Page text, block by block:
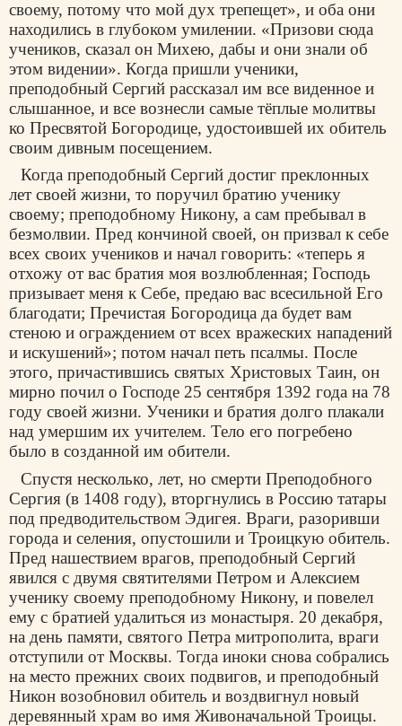
своему, потому что мой дух трепещет», и оба они
находились в глубоком умилении. «Призови сюда
учеников, сказал он Михею, дабы и они знали об
этом видении». Когда пришли ученики,
преподобный Сергий рассказал им все виденное и
слышанное, и все вознесли самые тёплые молитвы
ко Пресвятой Богородице, удостоившей их обитель
своим дивным посещением.
Когда преподобный Сергий достиг преклонных
лет своей жизни, то поручил братию ученику
своему; преподобному Никону, а сам пребывал в
безмолвии. Пред кончиной своей, он призвал к себе
всех своих учеников и начал говорить: «теперь я
отхожу от вас братия моя возлюбленная; Господь
призывает меня к Себе, предаю вас всесильной Его
благодати; Пречистая Богородица да будет вам
стеною и ограждением от всех вражеских нападений
и искушений»; потом начал петь псалмы. После
этого, причастившись святых Христовых Таин, он
мирно почил о Господе 25 сентября 1392 года на 78
году своей жизни. Ученики и братия долго плакали
над умершим их учителем. Тело его погребено
было в созданной им обители.
Спустя несколько, лет, но смерти Преподобного
Сергия (в 1408 году), вторгнулись в Россию татары
под предводительством Эдигея. Враги, разоривши
города и селения, опустошили и Троицкую обитель.
Пред нашествием врагов, преподобный Сергий
явился с двумя святителями Петром и Алексием
ученику своему преподобному Никону, и повелел
ему с братией удалиться из монастыря. 20 декабря,
на день памяти, святого Петра митрополита, враги
отступили от Москвы. Тогда иноки снова собрались
на место прежних своих подвигов, и преподобный
Никон возобновил обитель и воздвигнул новый
деревянный храм во имя Живоначальной Троицы.